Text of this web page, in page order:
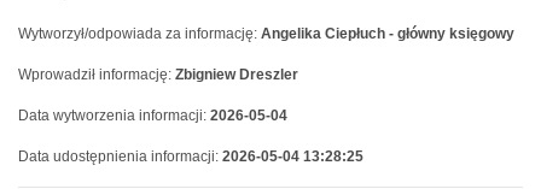
Wytworzył/odpowiada za informację: Angelika Ciepłuch - główny księgowy
Wprowadził informację: Zbigniew Dreszler
Data wytworzenia informacji: 2026-05-04
Data udostępnienia informacji: 2026-05-04 13:28:25